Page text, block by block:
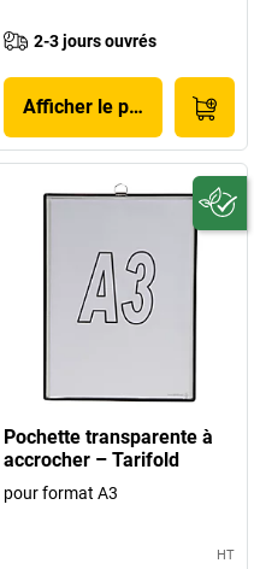
2-3 jours ouvrés
Afficher le produit
Pochette transparente à
accrocher – Tarifold
pour format A3
HT